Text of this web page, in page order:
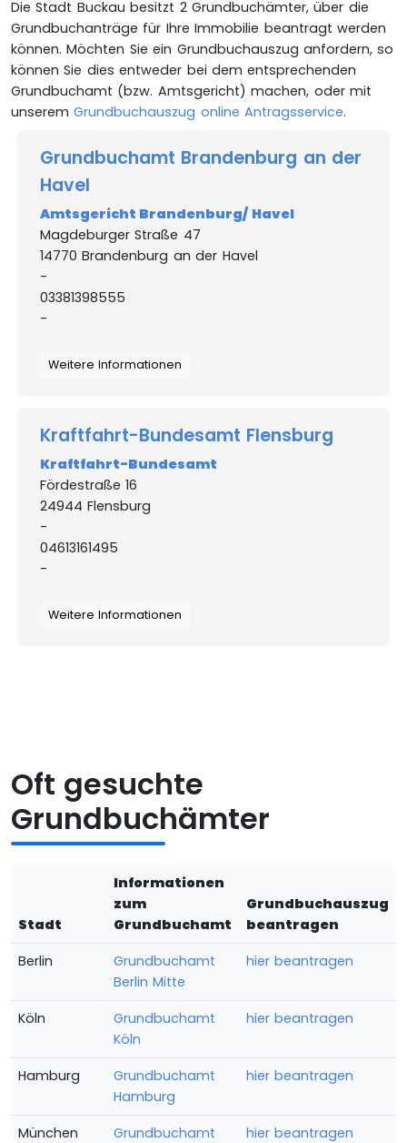
Die Stadt Buckau besitzt 2 Grundbuchämter, über die
Grundbuchanträge für Ihre Immobilie beantragt werden
können. Möchten Sie ein Grundbuchauszug anfordern, so
können Sie dies entweder bei dem entsprechenden
Grundbuchamt (bzw. Amtsgericht) machen, oder mit
unseremGrundbuchauszug online Antragsservice.
Grundbuchamt Brandenburg an der
Havel
Amtsgericht Brandenburg/ Havel
Magdeburger Straße 47
14770 Brandenburg an der Havel
-
03381398555
-
Weitere Informationen
Kraftfahrt-Bundesamt Flensburg
Kraftfahrt-Bundesamt
Fördestraße 16
24944 Flensburg
-
04613161495
-
Weitere Informationen
Oft gesuchte
Grundbuchämter
Stadt
Informationen
zum
Grundbuchamt
Grundbuchauszug
beantragen
Berlin
Grundbuchamt
Berlin Mitte
hier beantragen
Köln
Grundbuchamt
Köln
hier beantragen
Hamburg
Grundbuchamt
Hamburg
hier beantragen
München
Grundbuchamt
hier beantragen